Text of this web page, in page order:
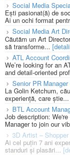
Social Media
Ești pasionat(ă) de
Ai un ochi format
Social Media Art
Căutăm un Art
să transforme...
ATL Account
We’re looking for an
and detail-oriented
Senior PR
La Golin Ketchum,
experiență, care știe...
BTL Account
Job description:
Manager to join our
3D Artist –
Ai cel puțin 7 ani
standuri și plasări...